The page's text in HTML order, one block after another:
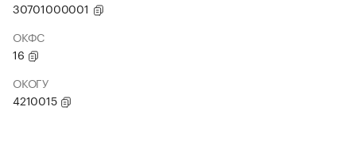
30701000001
ОКФС
16
ОКОГУ
4210015